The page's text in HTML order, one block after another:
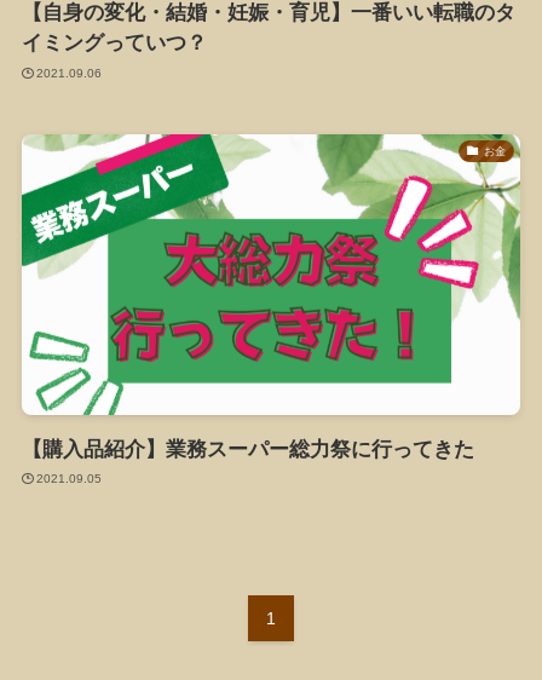
【自身の変化・結婚・妊娠・育児】一番いい転職のタ
イミングっていつ？
2021.09.06
お金
【購入品紹介】業務スーパー総力祭に行ってきた
2021.09.05
1